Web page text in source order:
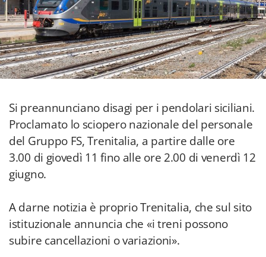
Si preannunciano disagi per i pendolari siciliani.
Proclamato lo sciopero nazionale del personale
del Gruppo FS, Trenitalia, a partire dalle ore
3.00 di giovedì 11 fino alle ore 2.00 di venerdì 12
giugno.
A darne notizia è proprio Trenitalia, che sul sito
istituzionale annuncia che «i treni possono
subire cancellazioni o variazioni».